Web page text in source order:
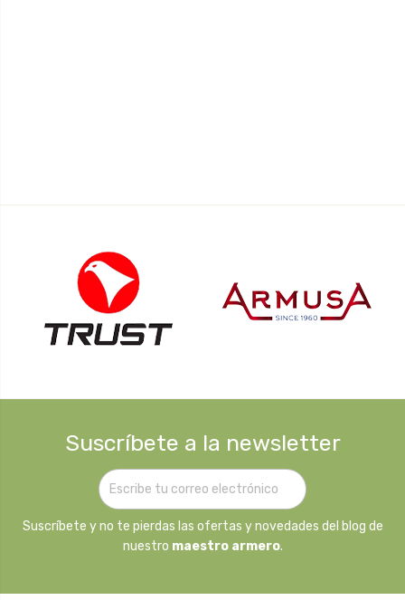
Suscríbete a la newsletter
Suscríbete y no te pierdas las ofertas y novedades del blog de
nuestro maestro armero.